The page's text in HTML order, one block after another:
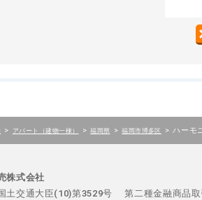
> アパート（建物一棟） > 福岡県 > 福岡市博多区 > ハーモ
株式会社
土交通大臣(10)第3529号
第二種金融商品